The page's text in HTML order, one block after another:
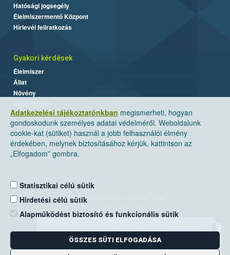
Adatkezelési tájékoztatónkban megismerheti, hogyan
gondoskodunk személyes adatai védelméről. Weboldalunk
cookie-kat (sütiket) használ a jobb felhasználói élmény
érdekében, melynek biztosításához kérjük, kattintson az
„Elfogadom” gombra.
Statisztikai célú sütik
Hirdetési célú sütik
Alapműködést biztosító és funkcionális sütik
ÖSSZES SÜTI ELFOGADÁSA
Hatósági jogsegély
Élelmiszermentő Központ
Hírlevél feliratkozás
Gyakori kérdések
Élelmiszer
Állat
Növény
Nemzeti Élelmiszerlánc-biztonsági Hivatal
Levelezési cím: 1525 Budapest. Pf. 30.
E-mail:ugyfelszolgalat@nebih.gov.hu